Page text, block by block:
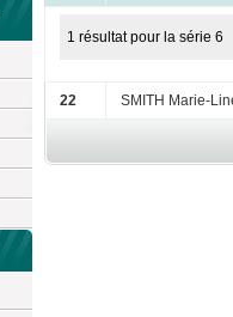
1 résultat pour la série 6
22 SMITH Marie-